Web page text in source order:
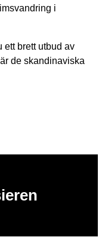
i
ett brett utbud av
de skandinaviska